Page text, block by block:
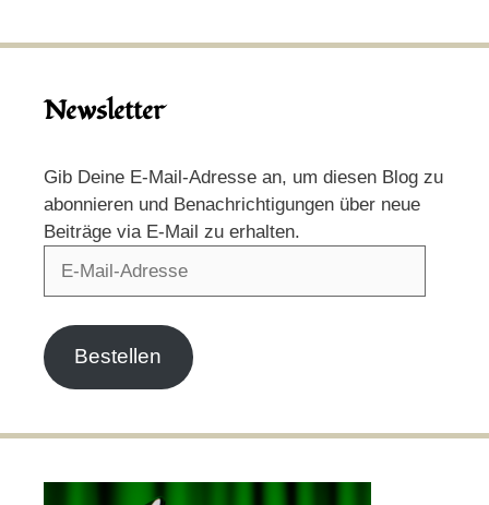
Newsletter
Gib Deine E-Mail-Adresse an, um diesen Blog zu
abonnieren und Benachrichtigungen über neue
Beiträge via E-Mail zu erhalten.
Bestellen